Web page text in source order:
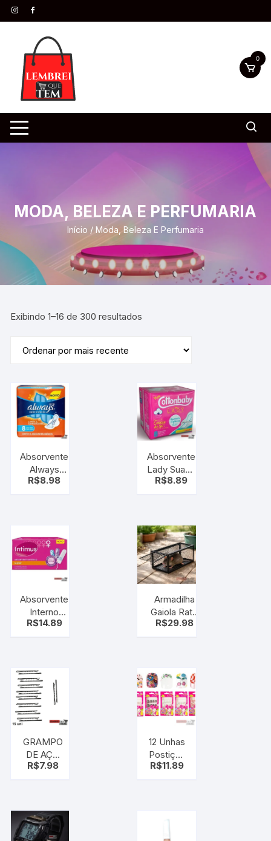
0
MODA, BELEZA E PERFUMARIA
Início / Moda, Beleza E Perfumaria
Exibindo 1–16 de 300 resultados
Absorvente
Always
Seca Com
R$8.98
Absorvente
Lady Suave
Abas com
R$8.89
Absorvente
Interno
Intimus
R$14.89
Armadilha
Gaiola Rato
Camundongo
R$29.98
GRAMPO
DE AÇO
P/CABELO
R$7.98
12 Unhas
Postiças
Infantis
R$11.89